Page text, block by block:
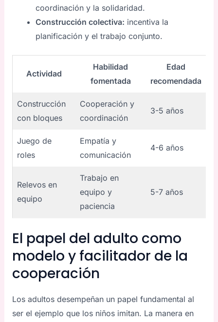
coordinación y la solidaridad.
Construcción colectiva: incentiva la
planificación y el trabajo conjunto.
Actividad
Habilidad
fomentada
Edad
recomendada
Construcción
con bloques
Cooperación y
coordinación
3-5 años
Juego de
roles
Empatía y
comunicación
4-6 años
Relevos en
equipo
Trabajo en
equipo y
paciencia
5-7 años
El papel del adulto como
modelo y facilitador de la
cooperación
Los adultos desempeñan un papel fundamental al
ser el ejemplo que los niños imitan. La manera en